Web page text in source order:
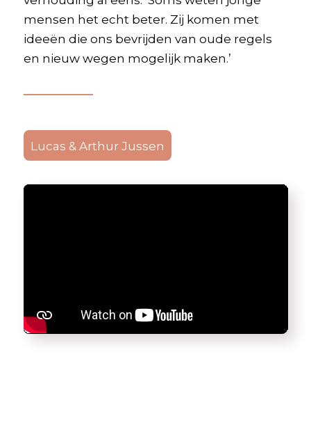
mensen het echt beter. Zij komen met
ideeën die ons bevrijden van oude regels
en nieuw wegen mogelijk maken.’
Lucas & Arthur Jussen